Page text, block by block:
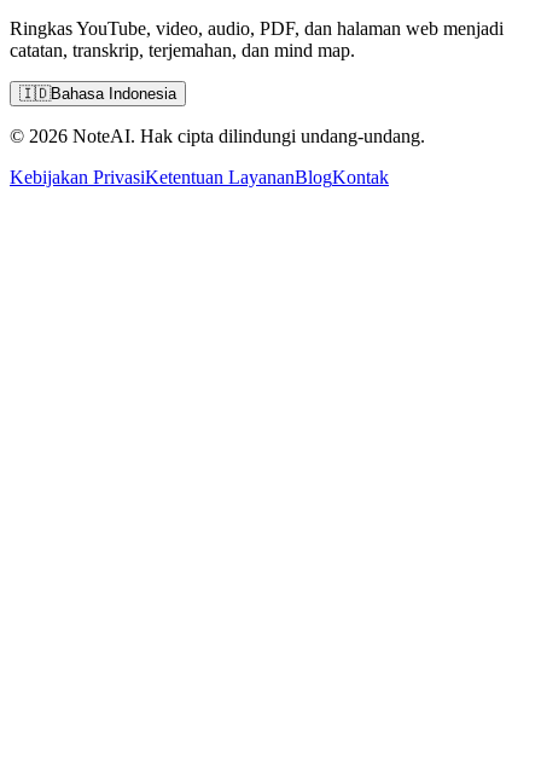
Ringkas YouTube, video, audio, PDF, dan halaman web menjadi
catatan, transkrip, terjemahan, dan mind map.
🇮🇩Bahasa Indonesia
© 2026 NoteAI. Hak cipta dilindungi undang-undang.
Kebijakan PrivasiKetentuan LayananBlogKontak